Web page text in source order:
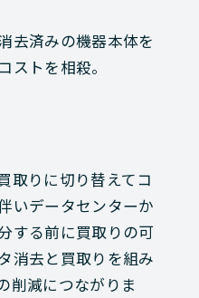
去済みの機器本体を
ストを相殺。
取りに切り替えてコ
いデータセンターか
する前に買取りの可
消去と買取りを組み
削減につながりま